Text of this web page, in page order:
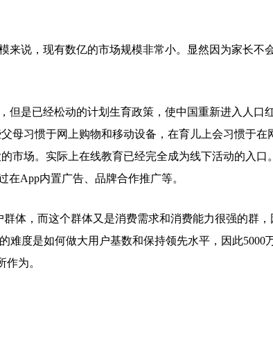
说，现有数亿的市场规模非常小。显然因为家长不
是已经松动的计划生育政策，使中国重新进入人口
母习惯于网上购物和移动设备，在育儿上会习惯于在
市场。实际上在线教育已经完全成为线下活动的入口。
在App内置广告、品牌合作推广等。
，而这个群体又是消费需求和消费能力很强的群，
难度是如何做大用户基数和保持领先水平，因此5000
为。